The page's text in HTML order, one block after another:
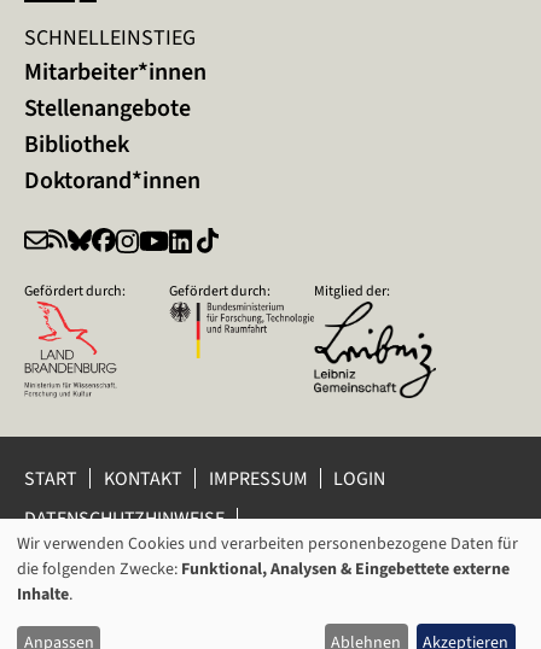
SCHNELLEINSTIEG
Mitarbeiter*innen
Stellenangebote
Bibliothek
Doktorand*innen
Gefördert durch: Gefördert durch: Mitglied der:
START KONTAKT IMPRESSUM
LOGIN
DATENSCHUTZHINWEISE
DATENSCHUTZ-EINSTELLUNGEN
HINWEISGEBERSCHUTZ
(ZZF) e.V.
VERWENDUNG
VON
PERSONENBEZOGENEN
Wir verwenden Cookies und verarbeiten personenbezogene Daten für
die folgenden Zwecke: Funktional, Analysen & Eingebettete externe
Inhalte.
Anpassen Ablehnen Akzeptieren